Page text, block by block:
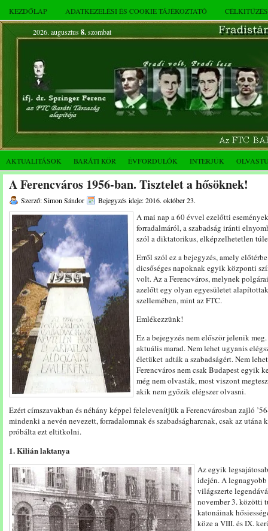
KEZDŐLAP ADATKEZELÉSI ÉS COOKIE TÁJÉKOZTATÓ
2026. augusztus 8.szombat
AKTUALITÁSOK BARÁTI KÖR ÉVFORDULÓK INTERJÚK
A Ferencváros 1956-ban. Tisztelet a hősöknek!
Szerző: Simon Sándor Bejegyzés ideje: 2016. október 23.
A mai nap a 60 évvel ezelőtti
forradalmáról, a szabadság iránti
szól a diktatorikus, elképzelhetetlen
Erről szól ez a bejegyzés, amely
dicsőséges napoknak egyik központi
volt. Az a Ferencváros, melynek
azelőtt egy olyan egyesületet
szellemében, mint az FTC.
Emlékezzünk!
Ez a bejegyzés nem először jelenik
aktuális marad. Nem lehet ugyanis
életüket adták a szabadságért. Nem
Ferencváros nem csak Budapest egyik
még nem olvasták, most viszont
akik nem győzik elégszer olvasni.
Ezért címszavakban és néhány képpel felelevenítjük a Ferencvárosban zajló
mindenki a nevén nevezett, forradalomnak és szabadságharcnak, csak az
próbálta ezt eltitkolni.
1. Kilián laktanya
Az egyik
idején. A
világszerte
november 3. közötti
katonáinak
köze a VIII. és IX.